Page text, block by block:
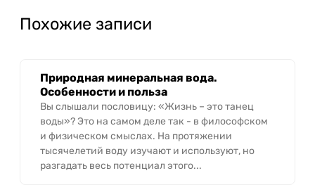
Похожие записи
Природная минеральная вода.
Особенности и польза
Вы слышали пословицу: «Жизнь – это танец
воды»? Это на самом деле так - в философском
и физическом смыслах. На протяжении
тысячелетий воду изучают и используют, но
разгадать весь потенциал этого...